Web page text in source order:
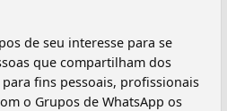
de seu interesse para se
que compartilham dos
fins pessoais, profissionais
o Grupos de WhatsApp os